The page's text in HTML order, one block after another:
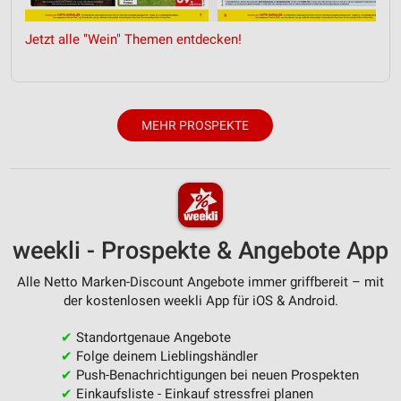
Jetzt alle "Wein" Themen entdecken!
MEHR PROSPEKTE
weekli - Prospekte & Angebote App
Alle Netto Marken-Discount Angebote immer griffbereit – mit
der kostenlosen weekli App für iOS & Android.
✔ Standortgenaue Angebote
✔ Folge deinem Lieblingshändler
✔ Push-Benachrichtigungen bei neuen Prospekten
✔ Einkaufsliste - Einkauf stressfrei planen
Quellen
Entwicklung und Verbesserung der Angebote
Geräte anhand von aktiv angeforderten
Informationen identifizieren
Nicht-IAB-Verarbeitungszwecke:
Performance
Funktional
Werbung